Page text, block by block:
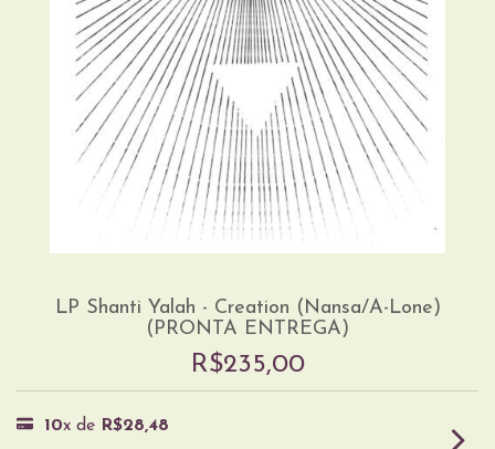
LP Shanti Yalah - Creation (Nansa/A-Lone)
(PRONTA ENTREGA)
R$235,00
10x de R$28,48